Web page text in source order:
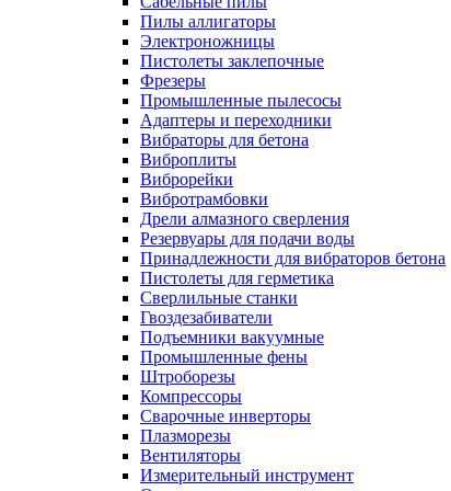
Пилы аллигаторы
Электроножницы
Пистолеты заклепочные
Фрезеры
Промышленные пылесосы
Адаптеры и переходники
Вибраторы для бетона
Виброплиты
Виброрейки
Вибротрамбовки
Дрели алмазного сверления
Резервуары для подачи воды
Принадлежности для вибраторов бетона
Пистолеты для герметика
Сверлильные станки
Гвоздезабиватели
Подъемники вакуумные
Промышленные фены
Штроборезы
Компрессоры
Сварочные инверторы
Плазморезы
Вентиляторы
Измерительный инструмент